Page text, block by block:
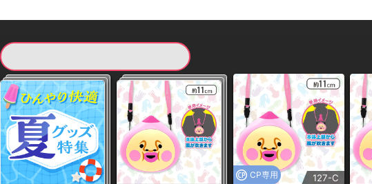
CP専用 127-C